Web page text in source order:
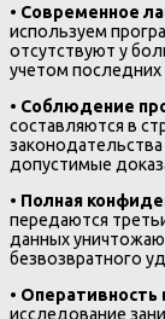
• Современное
используем
отсутствуют у
учетом
• Соблюдение
составляются в
допустимые
• Полная
передаются
данных
безвозвратного
• Оперативность
исследование